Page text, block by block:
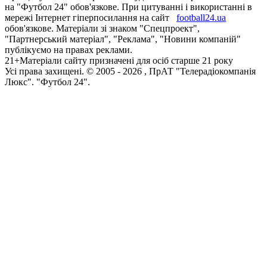
на "Футбол 24" обов'язкове. При цитуванні і використанні в
мережі Інтернет гіперпосилання на сайт
football24.ua
обов'язкове. Матеріали зі знаком "Спецпроект",
"Партнерський матеріал", "Реклама", "Новини компаній"
публікуємо на правах реклами.
21+Матеріали сайту призначені для осіб старше 21 року
Усi права захищенi. © 2005 - 2026 , ПрАТ "Телерадіокомпанія
Люкс". "Футбол 24".